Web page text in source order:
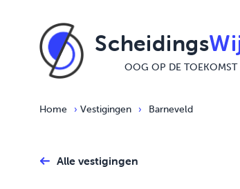
Scheidings
OOG OP DE TOEKOMST
Home › Vestigingen › Barneveld
Alle vestigingen